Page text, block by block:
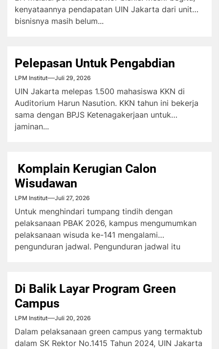
kenyataannya pendapatan UIN Jakarta dari unit
bisnisnya masih belum...
Pelepasan Untuk Pengabdian
LPM Institut Juli 29, 2026
UIN Jakarta melepas 1.500 mahasiswa KKN di
Auditorium Harun Nasution. KKN tahun ini bekerja
sama dengan BPJS Ketenagakerjaan untuk
jaminan...
Komplain Kerugian Calon
Wisudawan
LPM Institut Juli 27, 2026
Untuk menghindari tumpang tindih dengan
pelaksanaan PBAK 2026, kampus mengumumkan
pelaksanaan wisuda ke-141 mengalami
pengunduran jadwal. Pengunduran jadwal itu
Di Balik Layar Program Green
Campus
LPM Institut Juli 20, 2026
Dalam pelaksanaan green campus yang termaktub
dalam SK Rektor No.1415 Tahun 2024, UIN Jakarta